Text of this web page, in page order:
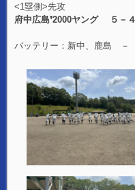
<1塁側>先攻
府中広島❜2000ヤング ５－
バッテリー：新中、鹿島